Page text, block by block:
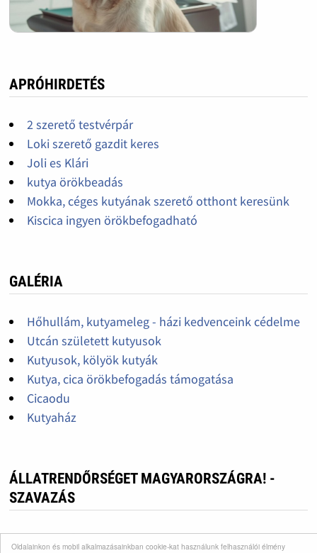
Oldalainkon és mobil alkalmazásainkban cookie-kat használunk felhasználói élmény
APRÓHIRDETÉS
2 szerető testvérpár
Loki szerető gazdit keres
Joli es Klári
kutya örökbeadás
Mokka, céges kutyának szerető otthont keresünk
Kiscica ingyen örökbefogadható
GALÉRIA
Hőhullám, kutyameleg - házi kedvenceink cédelme
Utcán született kutyusok
Kutyusok, kölyök kutyák
Kutya, cica örökbefogadás támogatása
Cicaodu
Kutyaház
ÁLLATRENDŐRSÉGET MAGYARORSZÁGRA! -
SZAVAZÁS
Nagyon fontos lenne!